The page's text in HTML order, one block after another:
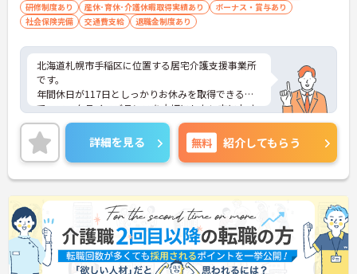
研修制度あり
産休･育休･介護休暇取得実績あり
ボーナス・賞与あり
社会保険完備
交通費支給 退職金制度あり
北海道札幌市手稲区に位置する居宅介護支援事業所
です。
年間休日が117日としっかりお休みを取得できるの
で、ワークライフバランスを大切にしたい方におす
すめです。
日勤のみで残業は月平均2時間程度ですので、勤務
終了後の予定も立てやすいです。
ご興味のある方には、面接対策ポイントなど、さら
に詳細をお話しいたしますのでお気軽にご相談くだ
さい！
詳細を見る 無料 紹介してもらう